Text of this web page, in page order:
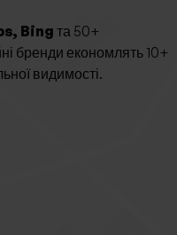
Bing та 50+
бренди економлять 10+
видимості.